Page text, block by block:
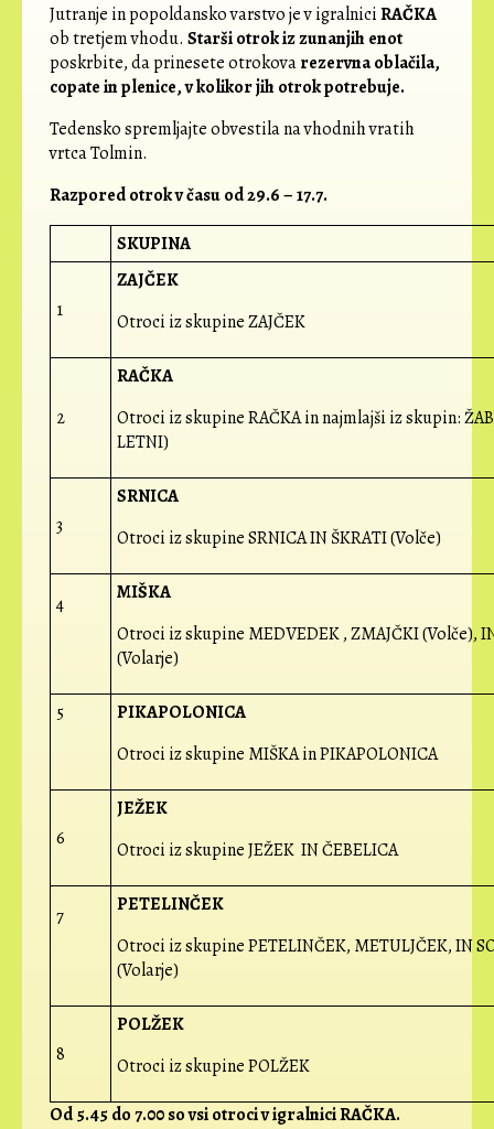
Jutranje in popoldansko varstvo je v igralniciRAČKA
ob tretjem vhodu. Starši otrok iz zunanjih enot
poskrbite, da prinesete otrokovarezervna oblačila,
copate in plenice, v kolikor jih otrok potrebuje.
Tedensko spremljajte obvestila na vhodnih vratih
vrtca Tolmin.
Razpored otrok v času od 29.6 – 17.7.
SKUPINA
1
ZAJČEK
Otroci iz skupine ZAJČEK
2
RAČKA
Otroci iz skupine RAČKA in najmlajši iz skupin:
LETNI)
3
SRNICA
Otroci iz skupine SRNICA IN ŠKRATI (Volče)
4
MIŠKA
Otroci iz skupine MEDVEDEK , ZMAJČKI (Volče),
(Volarje)
5
PIKAPOLONICA
Otroci iz skupine MIŠKA in PIKAPOLONICA
6
JEŽEK
Otroci iz skupine JEŽEK IN ČEBELICA
7
PETELINČEK
Otroci iz skupine PETELINČEK, METULJČEK, IN
(Volarje)
8
POLŽEK
Otroci iz skupine POLŽEK
Od 5.45 do 7.00 so vsi otroci v igralnici RAČKA.